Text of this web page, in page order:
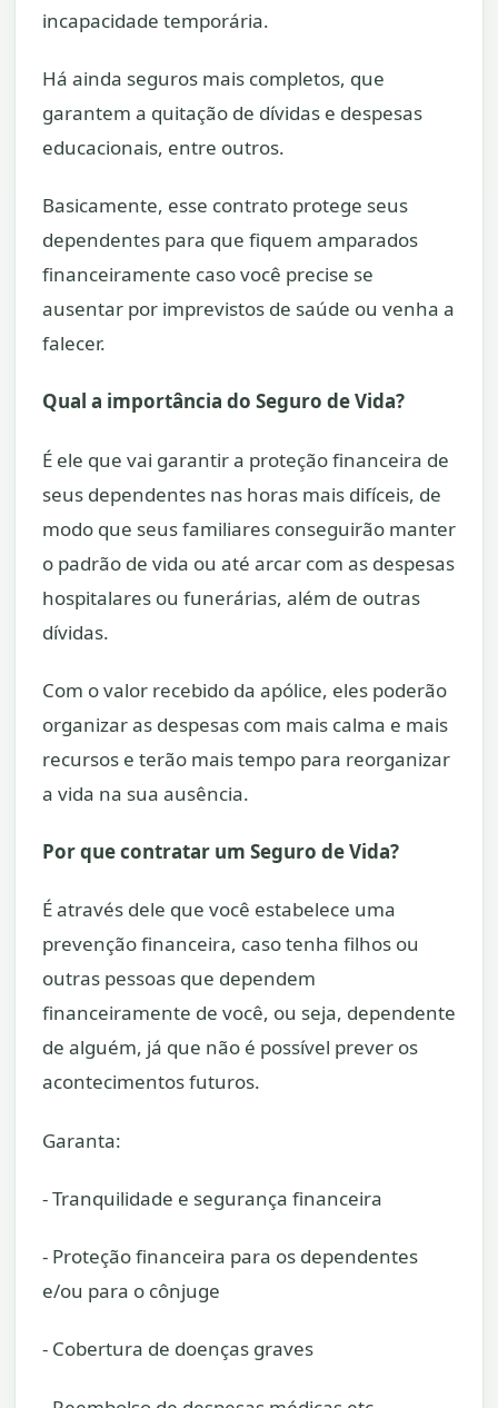
incapacidade temporária.
Há ainda seguros mais completos, que
garantem a quitação de dívidas e despesas
educacionais, entre outros.
Basicamente, esse contrato protege seus
dependentes para que fiquem amparados
financeiramente caso você precise se
ausentar por imprevistos de saúde ou venha a
falecer.
Qual a importância do Seguro de Vida?
É ele que vai garantir a proteção financeira de
seus dependentes nas horas mais difíceis, de
modo que seus familiares conseguirão manter
o padrão de vida ou até arcar com as despesas
hospitalares ou funerárias, além de outras
dívidas.
Com o valor recebido da apólice, eles poderão
organizar as despesas com mais calma e mais
recursos e terão mais tempo para reorganizar
a vida na sua ausência.
Por que contratar um Seguro de Vida?
É através dele que você estabelece uma
prevenção financeira, caso tenha filhos ou
outras pessoas que dependem
financeiramente de você, ou seja, dependente
de alguém, já que não é possível prever os
acontecimentos futuros.
Garanta:
- Tranquilidade e segurança financeira
- Proteção financeira para os dependentes
e/ou para o cônjuge
- Cobertura de doenças graves